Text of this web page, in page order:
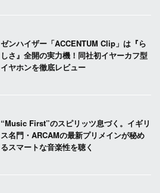
ゼンハイザー「ACCENTUM Clip」は『ら
しさ』全開の実力機！同社初イヤーカフ型
イヤホンを徹底レビュー
“Music First”のスピリッツ息づく。イギリ
ス名門・ARCAMの最新プリメインが秘め
るスマートな音楽性を聴く